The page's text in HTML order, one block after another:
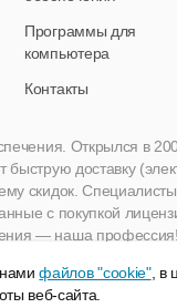
Программы для
компьютера
Контакты
Открылся в
быструю доставку
скидок.
с покупкой
— наша профессия!
намифайлов "cookie", в
веб-сайта.